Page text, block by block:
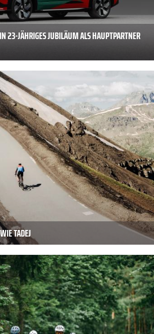
23-JÄHRIGES JUBILÄUM ALS HAUPTPARTNER
TADEJ